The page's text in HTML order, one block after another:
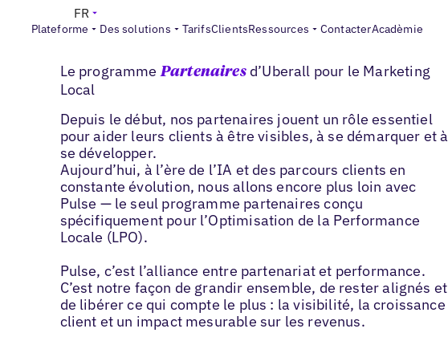
Plateforme Des solutions TarifsClientsRessources ContacterAcadèmie
FR
BIENVENUE DANS PULSE
Le programmePartenairesd’Uberall pour le Marketing
Local
Depuis le début, nos partenaires jouent un rôle essentiel
pour aider leurs clients à être visibles, à se démarquer et à
se développer.
Aujourd’hui, à l’ère de l’IA et des parcours clients en
constante évolution, nous allons encore plus loin avec
Pulse — le seul programme partenaires conçu
spécifiquement pour l’Optimisation de la Performance
Locale (LPO).
Pulse, c’est l’alliance entre partenariat et performance.
C’est notre façon de grandir ensemble, de rester alignés et
de libérer ce qui compte le plus : la visibilité, la croissance
client et un impact mesurable sur les revenus.